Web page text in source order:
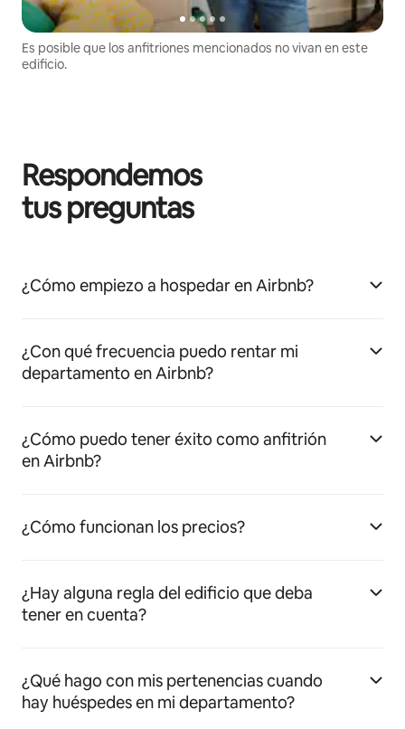
Es posible que los anfitriones mencionados no vivan en este
edificio.
Respondemos
tus preguntas
¿Cómo empiezo a hospedar en Airbnb?
¿Con qué frecuencia puedo rentar mi
departamento en Airbnb?
¿Cómo puedo tener éxito como anfitrión
en Airbnb?
¿Cómo funcionan los precios?
¿Hay alguna regla del edificio que deba
tener en cuenta?
¿Qué hago con mis pertenencias cuando
hay huéspedes en mi departamento?